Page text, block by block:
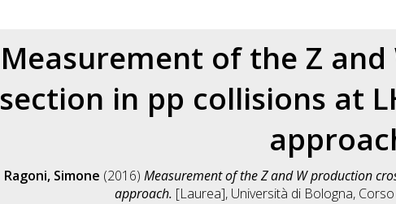
Measurement of the Z
section in pp collisions at
Ragoni, Simone (2016) Measurement of the Z and W production
approach. [Laurea], Università di Bologna,